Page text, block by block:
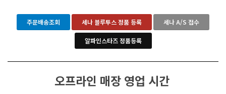
주문배송조회 세나 블루투스 정품 등록 세나 A/S 접수
알파인스타즈 정품등록
오프라인 매장 영업 시간